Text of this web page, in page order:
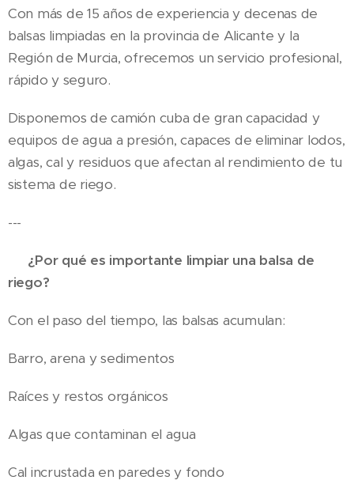
Con más de 15 años de experiencia y decenas de
balsas limpiadas en la provincia de Alicante y la
Región de Murcia, ofrecemos un servicio profesional,
rápido y seguro.
Disponemos de camión cuba de gran capacidad y
equipos de agua a presión, capaces de eliminar lodos,
algas, cal y residuos que afectan al rendimiento de tu
sistema de riego.
---
✅ ¿Por qué es importante limpiar una balsa de
riego?
Con el paso del tiempo, las balsas acumulan:
Barro, arena y sedimentos
Raíces y restos orgánicos
Algas que contaminan el agua
Cal incrustada en paredes y fondo